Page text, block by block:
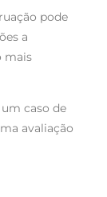
pode
a
mais
caso de
avaliação